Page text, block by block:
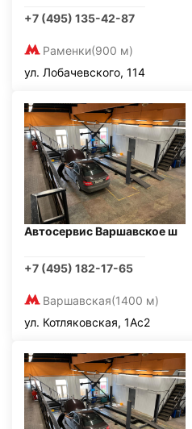
+7 (495) 135-42-87
Раменки(900 м)
ул. Лобачевского, 114
Автосервис Варшавское ш
+7 (495) 182-17-65
Варшавская(1400 м)
ул. Котляковская, 1Ас2